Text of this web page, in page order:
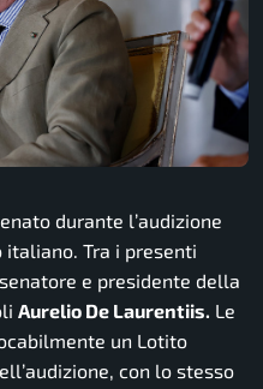
durante l’audizione
Tra i presenti
e presidente della
Aurelio De Laurentiis. Le
un Lotito
con lo stesso